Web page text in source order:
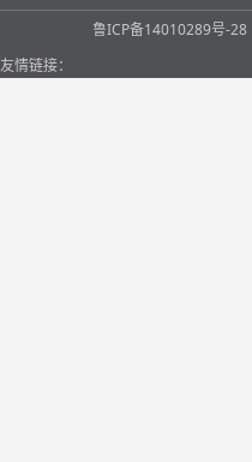
鲁ICP备14010289号-28
友情链接：